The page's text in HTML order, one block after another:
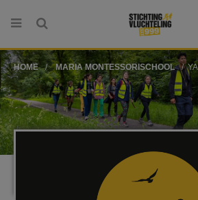
HOME MARIA MONTESSORISCHOOL